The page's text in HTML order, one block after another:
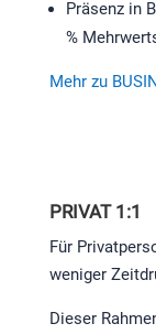
Präsenz in
%
Mehr zu
PRIVAT 1:1
Für
weniger
Dieser